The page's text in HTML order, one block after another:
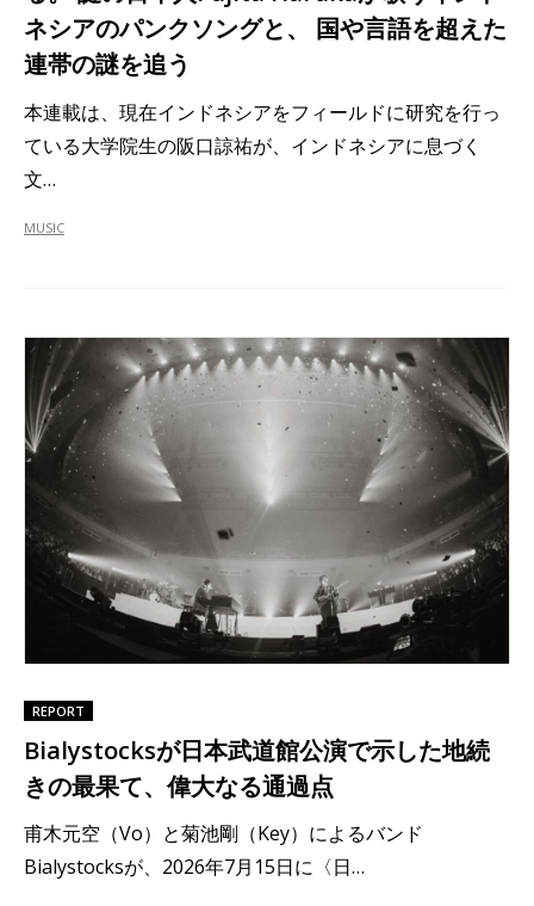
ネシアのパンクソングと、 国や言語を超えた
連帯の謎を追う
本連載は、現在インドネシアをフィールドに研究を行っ
ている大学院生の阪口諒祐が、インドネシアに息づく
文…
MUSIC
REPORT
Bialystocksが日本武道館公演で示した地続
きの最果て、偉大なる通過点
甫木元空（Vo）と菊池剛（Key）によるバンド
Bialystocksが、2026年7月15日に〈日…